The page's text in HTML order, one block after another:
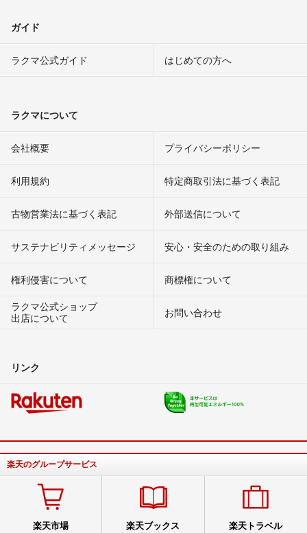
ガイド
ラクマ公式ガイド はじめての方へ
ラクマについて
会社概要 プライバシーポリシー
利用規約 特定商取引法に基づく表記
古物営業法に基づく表記 外部送信について
サステナビリティメッセージ 安心・安全のための取り組み
権利侵害について
商標権について
ラクマ公式ショップ
出店について
お問い合わせ
リンク
楽天のグループサービス
楽天市場 楽天ブックス 楽天トラベル